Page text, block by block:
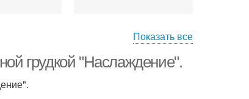
Показать все
грудкой "Наслаждение".